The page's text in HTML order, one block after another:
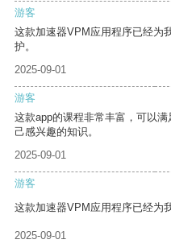
游客
这款加速器VPM应用程序已经为
护。
2025-09-01
游客
这款app的课程非常丰富，可以
己感兴趣的知识。
2025-09-01
游客
这款加速器VPM应用程序已经为
2025-09-01